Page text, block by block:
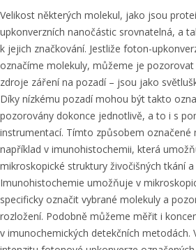
Velikost některých molekul, jako jsou
upkonverzních nanočástic srovnatelná, a
k jejich značkování. Jestliže foton-
označíme molekuly, můžeme je pozorovat
zdroje záření na pozadí – jsou jako
Díky nízkému pozadí mohou být takto
pozorovány dokonce jednotlivě, a to i s
instrumentací. Tímto způsobem označené
například v imunohistochemii, která
mikroskopické struktury živočišných tkání
Imunohistochemie umožňuje v
specificky označit vybrané molekuly a
rozložení. Podobně můžeme měřit i
v imunochemických detekčních